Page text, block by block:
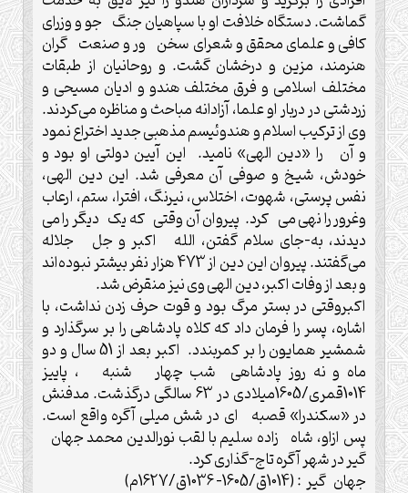
گماشت. دستگاه خلافت او با سپاهیان جنگ جو و وزرای
کافی و علمای محقق و شعرای سخن ور و صنعت گران
هنرمند، مزین و درخشان گشت. و روحانیان از طبقات
مختلف اسلامی و فرق مختلف هندو و ادیان مسیحی و
زردشتی در دربار او علما، آزادانه مباحث و مناظره می‌کردند.
وی از ترکیب اسلام و هندوئیسم مذهبی جدید اختراع نمود
و آن را «دین الهی» نامید. این آیین دولتی او بود و
خودش، شیخ و صوفی آن معرفی شد. این دین الهی،
نفس پرستی، شهوت، اختلاس، نیرنگ، افترا، ستم، ارعاب
وغرور را نهی می کرد. پیروان آن وقتی که یک دیگر را می
دیدند، به-جای سلام گفتن، الله اکبر و جل جلاله
می‌گفتند. پیروان این دین از 473 هزار نفر بیشتر نبوده‌اند
و بعد از وفات اکبر، دین الهی وی نیز منقرض شد.
اکبروقتی در بستر مرگ بود و قوت حرف زدن نداشت، با
اشاره، پسر را فرمان داد که کلاه پادشاهی را بر سرگذارد و
شمشیر همایون را بر کمربندد. اکبر بعد از 51 سال و دو
ماه و نه روز پادشاهی شب چهار شنبه ، پاییز
1014قمری/1605میلادی در 63 سالگی درگذشت. مدفنش
در «سکندرا» قصبه ای در شش میلی آگره واقع است.
پس ازاو، شاه زاده سلیم با لقب نورالدین محمد جهان
گیر در شهر آگره تاج-گذاری کرد.
جهان گیر : (1014ق/1605- 1036ق/1627م)